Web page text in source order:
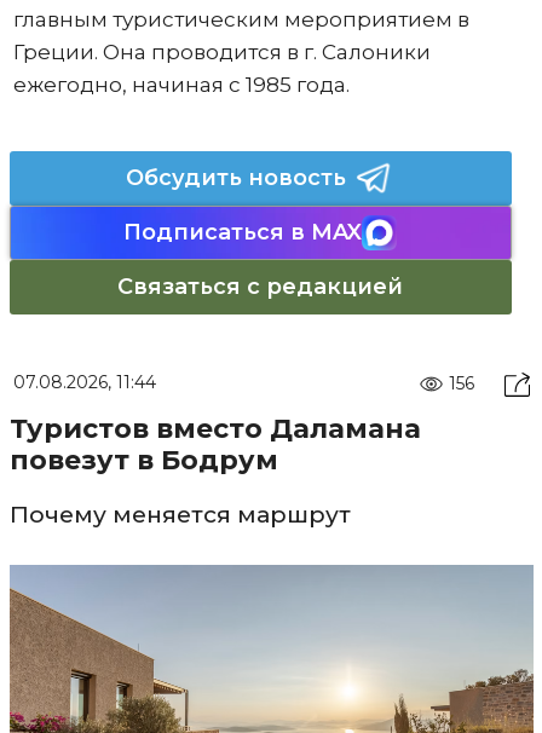
главным туристическим мероприятием в
Греции. Она проводится в г. Салоники
ежегодно, начиная с 1985 года.
Обсудить новость
Подписаться в MAX
Связаться с редакцией
07.08.2026, 11:44 156
Туристов вместо Даламана
повезут в Бодрум
Почему меняется маршрут